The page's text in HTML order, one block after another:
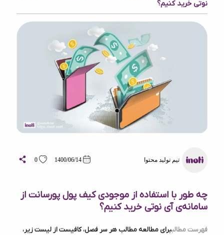
نوتی خرید کنیم؟
تیم تولید محتوا 1400/06/14
0
چه طور با استفاده از موجودی کیف پول پورسانت از
سامانه‌ی آی نوتی خرید کنیم؟
فهرست مطالببرای مطالعه مطالب هر سر فصل، کافیست از لیست زیر،